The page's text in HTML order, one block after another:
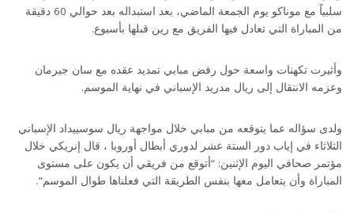
سلبياً مع موناكو يوم الجمعة الماضي، بعد استبداله بعد حوالي 60 دقيقة
من المباراة التي تعادل فيها الفريق مع رين قبلها بأسبوع.
وأثيرت تكهنات واسعة حول رفض مبابي تمديد عقده مع سان جيرمان
وعزمه الانتقال إلى ريال مدريد الإسباني في نهاية الموسم.
ولدى سؤاله عما يتوقعه من مبابي خلال مواجهة ريال سوسييداد الإسباني
الثلاثاء في إياب دور الستة عشر لدوري أبطال أوروبا ، قال إنريكي خلال
مؤتمر صحافي اليوم الإثنين: “أتوقع من فريقي أن يكون على مستوى
المباراة وأن يتعامل معها بنفس الطريقة التي فعلناها طوال الموسم”.